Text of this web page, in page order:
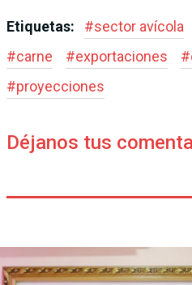
Etiquetas: #sector avícola
#carne #exportaciones #
#proyecciones
Déjanos tus